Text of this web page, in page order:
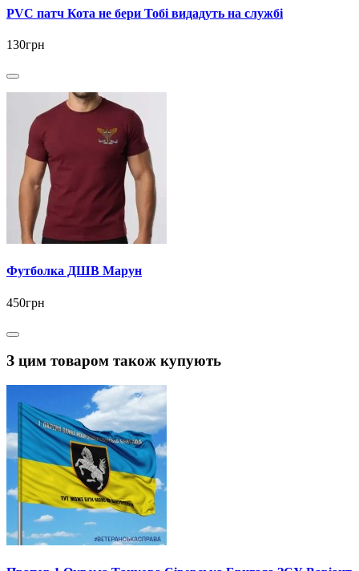
PVC патч Кота не бери Тобі видадуть на службі
130грн
Футболка ДШВ Марун
450грн
З цим товаром також купують